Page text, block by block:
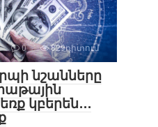
0 829դիտում
նշանները
կբերեն․․․